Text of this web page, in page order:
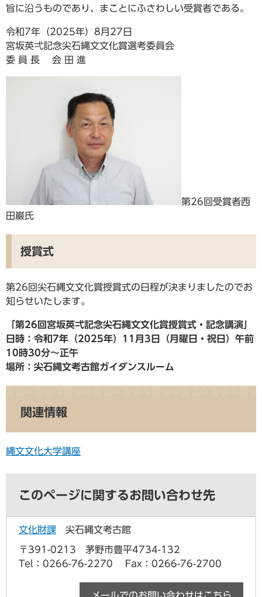
旨に沿うものであり、まことにふさわしい受賞者である。
令和7年（2025年）8月27日
宮坂英弌記念尖石縄文文化賞選考委員会
委 員 長 会 田 進​
第26回受賞者西
田巌氏
授賞式
第26回尖石縄文文化賞授賞式の日程が決まりましたのでお
知らせいたします。
「第26 回宮坂英弌記念尖石縄文文化賞授賞式・記念講演」
日時：令和7年（2025年）11月3日（月曜日・祝日）午前
10時30分～正午
場所：尖石縄文考古館ガイダンスルーム
関連情報
縄文文化大学講座
このページに関するお問い合わせ先
文化財課 尖石縄文考古館
〒391-0213 茅野市豊平4734-132
Tel：0266-76-2270
Fax：0266-76-2700